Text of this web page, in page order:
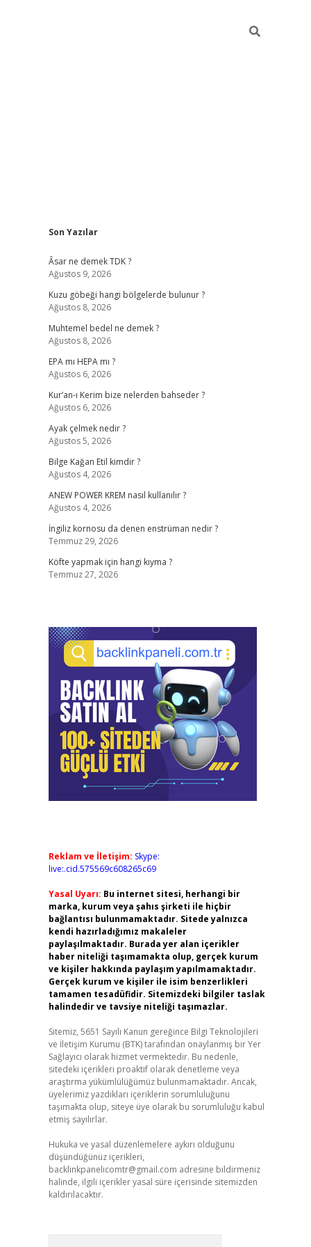
Sidebar
Son Yazılar
Âsar ne demek TDK ?
Ağustos 9, 2026
Kuzu göbeği hangi bölgelerde bulunur ?
Ağustos 8, 2026
Muhtemel bedel ne demek ?
Ağustos 8, 2026
EPA mı HEPA mı ?
Ağustos 6, 2026
Kur’an-ı Kerim bize nelerden bahseder ?
Ağustos 6, 2026
Ayak çelmek nedir ?
Ağustos 5, 2026
Bilge Kağan Etil kimdir ?
Ağustos 4, 2026
ANEW POWER KREM nasıl kullanılır ?
Ağustos 4, 2026
İngiliz kornosu da denen enstrüman nedir ?
Temmuz 29, 2026
Köfte yapmak için hangi kıyma ?
Temmuz 27, 2026
Reklam ve İletişim: Skype:
live:.cid.575569c608265c69
Yasal Uyarı: Bu internet sitesi, herhangi bir
marka, kurum veya şahıs şirketi ile hiçbir
bağlantısı bulunmamaktadır. Sitede yalnızca
kendi hazırladığımız makaleler
paylaşılmaktadır. Burada yer alan içerikler
haber niteliği taşımamakta olup, gerçek kurum
ve kişiler hakkında paylaşım yapılmamaktadır.
Gerçek kurum ve kişiler ile isim benzerlikleri
tamamen tesadüfidir. Sitemizdeki bilgiler taslak
halindedir ve tavsiye niteliği taşımazlar.
Sitemiz, 5651 Sayılı Kanun gereğince Bilgi Teknolojileri
ve İletişim Kurumu (BTK) tarafından onaylanmış bir Yer
Sağlayıcı olarak hizmet vermektedir. Bu nedenle,
sitedeki içerikleri proaktif olarak denetleme veya
araştırma yükümlülüğümüz bulunmamaktadır. Ancak,
üyelerimiz yazdıkları içeriklerin sorumluluğunu
taşımakta olup, siteye üye olarak bu sorumluluğu kabul
etmiş sayılırlar.
Hukuka ve yasal düzenlemelere aykırı olduğunu
düşündüğünüz içerikleri,
backlinkpanelicomtr@gmail.com adresine bildirmeniz
halinde, ilgili içerikler yasal süre içerisinde sitemizden
kaldırılacaktır.